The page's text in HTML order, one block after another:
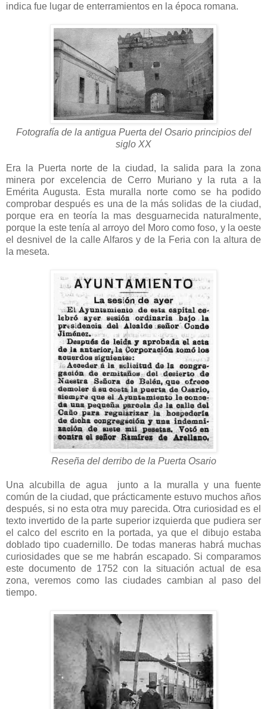
indica fue lugar de enterramientos en la época romana.
Fotografía de la antigua Puerta del Osario principios del
siglo XX
Era la Puerta norte de la ciudad, la salida para la zona
minera por excelencia de Cerro Muriano y la ruta a la
Emérita Augusta. Esta muralla norte como se ha podido
comprobar después es una de la más solidas de la ciudad,
porque era en teoría la mas desguarnecida naturalmente,
porque la este tenía al arroyo del Moro como foso, y la oeste
el desnivel de la calle Alfaros y de la Feria con la altura de
la meseta.
Reseña del derribo de la Puerta Osario
Una alcubilla de agua junto a la muralla y una fuente
común de la ciudad, que prácticamente estuvo muchos años
después, si no esta otra muy parecida. Otra curiosidad es el
texto invertido de la parte superior izquierda que pudiera ser
el calco del escrito en la portada, ya que el dibujo estaba
doblado tipo cuadernillo. De todas maneras habrá muchas
curiosidades que se me habrán escapado. Si comparamos
este documento de 1752 con la situación actual de esa
zona, veremos como las ciudades cambian al paso del
tiempo.